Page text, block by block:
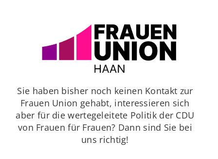
Sie haben bisher noch keinen Kontakt zur
Frauen Union gehabt, interessieren sich
aber für die wertegeleitete Politik der CDU
von Frauen für Frauen? Dann sind Sie bei
uns richtig!